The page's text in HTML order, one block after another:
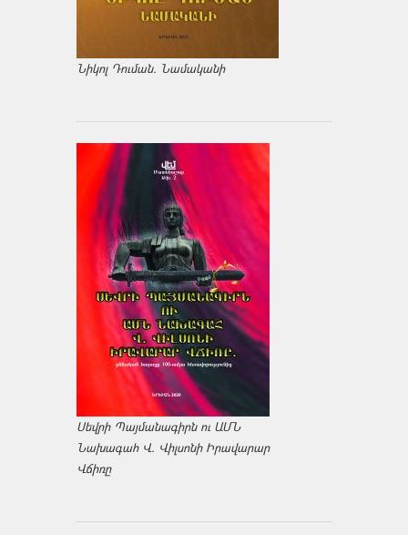
Նիկոլ Դուման. Նամականի
Սեվրի Պայմանագիրն ու ԱՄՆ
Նախագահ Վ. Վիլսոնի Իրավարար
Վճիռը